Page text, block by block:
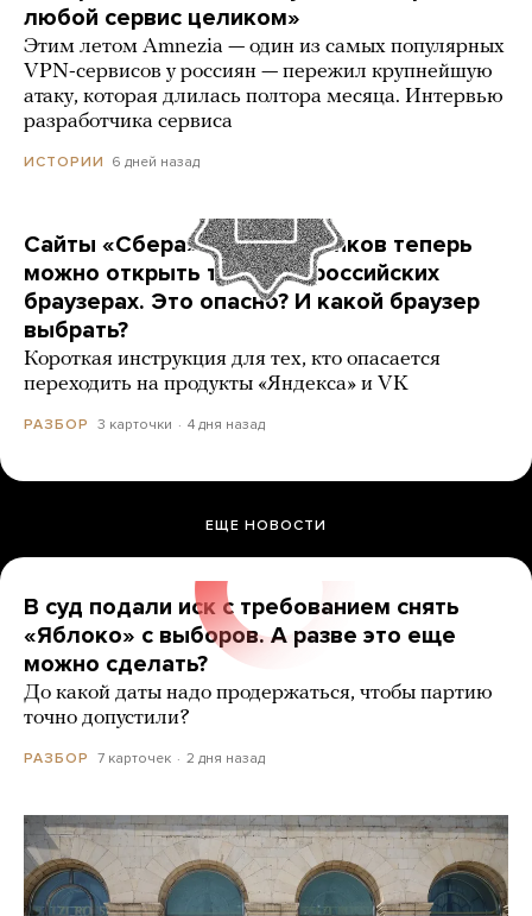
любой сервис целиком»
Этим летом Amnezia — один из самых популярных
VPN-сервисов у россиян — пережил крупнейшую
атаку, которая длилась полтора месяца. Интервью
разработчика сервиса
ИСТОРИИ 6 дней назад
Сайты «Сбера» и других банков теперь
можно открыть только в российских
браузерах. Это опасно? И какой браузер
выбрать?
Короткая инструкция для тех, кто опасается
переходить на продукты «Яндекса» и VK
РАЗБОР 3 карточки 4 дня назад
ЕЩЕ НОВОСТИ
В суд подали иск с требованием снять
«Яблоко» с выборов. А разве это еще
можно сделать?
До какой даты надо продержаться, чтобы партию
точно допустили?
РАЗБОР 7 карточек 2 дня назад